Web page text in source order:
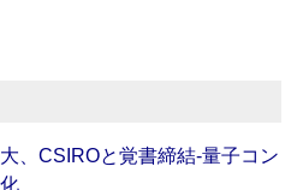
、CSIROと覚書締結‐量子コン